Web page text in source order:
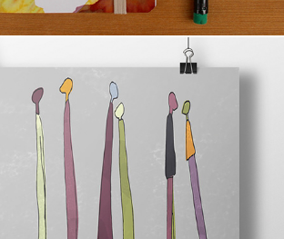
explodir